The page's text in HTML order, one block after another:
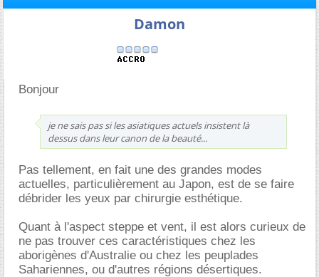
Damon
Bonjour
je ne sais pas si les asiatiques actuels insistent là
dessus dans leur canon de la beauté...
Pas tellement, en fait une des grandes modes
actuelles, particulièrement au Japon, est de se faire
débrider les yeux par chirurgie esthétique.
Quant à l'aspect steppe et vent, il est alors curieux de
ne pas trouver ces caractéristiques chez les
aborigènes d'Australie ou chez les peuplades
Sahariennes, ou d'autres régions désertiques.